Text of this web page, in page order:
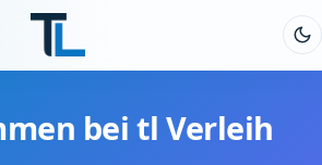
bei tl Verleih